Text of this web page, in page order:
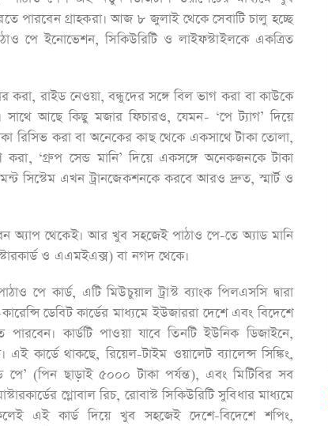
পারবেন গ্রাহকরা। আজ ৮ জুলাই থেকে সেবাটি চালু হচ্ছে
পে ইনোভেশন, সিকিউরিটি ও লাইফস্টাইলকে একত্রিত
করা, রাইড নেওয়া, বন্ধুদের সঙ্গে বিল ভাগ করা বা কাউকে
আছে কিছু মজার ফিচারও, যেমন- ‘পে ট্যাগ’ দিয়ে
রিসিভ করা বা অনেকের কাছ থেকে একসাথে টাকা তোলা,
করা, ‘গ্রুপ সেন্ড মানি’ দিয়ে একসঙ্গে অনেকজনকে টাকা
সিস্টেম এখন ট্রানজেকশনকে করবে আরও দ্রুত, স্মার্ট ও
অ্যাপ থেকেই। আর খুব সহজেই পাঠাও পে-তে অ্যাড মানি
ও এএমইএক্স) বা নগদ থেকে।
পে কার্ড, এটি মিউচুয়াল ট্রাস্ট ব্যাংক পিলএসসি দ্বারা
ডেবিট কার্ডের মাধ্যমে ইউজাররা দেশে এবং বিদেশে
কার্ডটি পাওয়া যাবে তিনটি ইউনিক ডিজাইনে,
এই কার্ডে থাকছে, রিয়েল-টাইম ওয়ালেট ব্যালেন্স সিঙ্কিং,
পে’ (পিন ছাড়াই ৫০০০ টাকা পর্যন্ত), এবং মিটিবির সব
গ্লোবাল রিচ, রোবাস্ট সিকিউরিটি সুবিধার মাধ্যমে
এই কার্ড দিয়ে খুব সহজেই দেশে-বিদেশে শপিং,